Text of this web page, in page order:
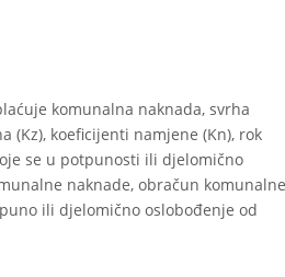
komunalna naknada, svrha
(Kz), koeficijenti namjene (Kn), rok
se u potpunosti ili djelomično
naknade, obračun
ili djelomično oslobođenje od